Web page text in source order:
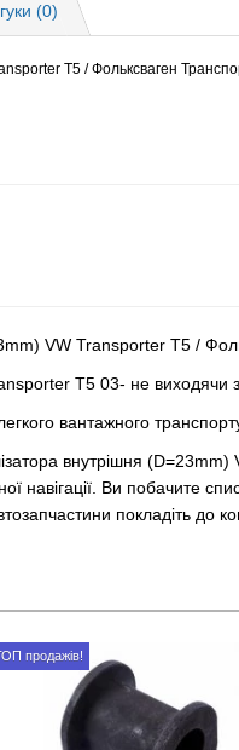
(0)
T5 / Фольксваген
VW Transporter T5 /
T5 03- не виходячи
вантажного
внутрішня
навігації. Ви побачите
покладіть
продажів!